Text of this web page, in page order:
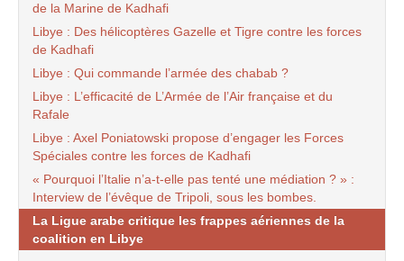
de la Marine de Kadhafi
Libye : Des hélicoptères Gazelle et Tigre contre les forces
de Kadhafi
Libye : Qui commande l’armée des chabab ?
Libye : L’efficacité de L’Armée de l’Air française et du
Rafale
Libye : Axel Poniatowski propose d’engager les Forces
Spéciales contre les forces de Kadhafi
« Pourquoi l’Italie n’a-t-elle pas tenté une médiation ? » :
Interview de l’évêque de Tripoli, sous les bombes.
La Ligue arabe critique les frappes aériennes de la
coalition en Libye